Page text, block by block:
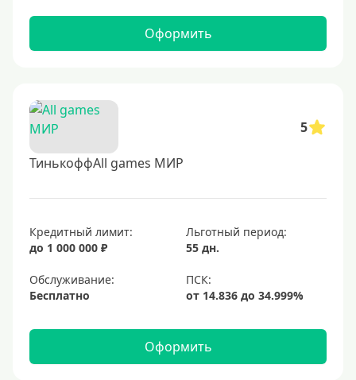
Оформить
5
ТинькоффAll games МИР
Кредитный лимит:
до 1 000 000 ₽
Льготный период:
55 дн.
Обслуживание:
Бесплатно
Оформить